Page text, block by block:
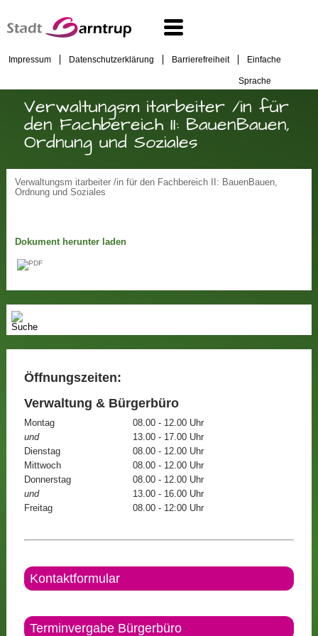
Impressum Datenschutzerklärung Barrierefreiheit Einfache
Sprache
Verwaltungsm itarbeiter /in für
den Fachbereich II: BauenBauen,
Ordnung und Soziales
Verwaltungsm itarbeiter /in für den Fachbereich II: BauenBauen,
Ordnung und Soziales
Dokument herunter laden
Öffnungszeiten:
Verwaltung & Bürgerbüro
Montag
08.00 - 12.00 Uhr
und
13.00 - 17.00 Uhr
Dienstag
08.00 - 12.00 Uhr
Mittwoch
08.00 - 12.00 Uhr
Donnerstag
08.00 - 12.00 Uhr
und
13.00 - 16.00 Uhr
Freitag
08.00 - 12:00 Uhr
Kontaktformular
Terminvergabe Bürgerbüro